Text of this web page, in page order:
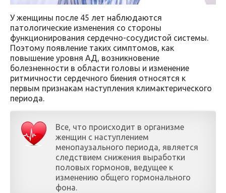
У женщины после 45 лет наблюдаются
патологические изменения со стороны
функционирования сердечно-сосудистой системы.
Поэтому появление таких симптомов, как
повышение уровня АД, возникновение
болезненности в области головы и изменение
ритмичности сердечного биения относятся к
первым признакам наступления климактерического
периода.
Все, что происходит в организме
женщин с наступлением
менопаузального периода, является
следствием снижения выработки
половых гормонов, ведущее к
изменению общего гормонального
фона.